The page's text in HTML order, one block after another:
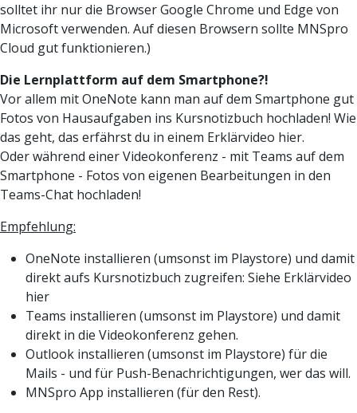
solltet ihr nur die Browser Google Chrome und Edge von
Microsoft verwenden. Auf diesen Browsern sollte MNSpro
Cloud gut funktionieren.)
Die Lernplattform auf dem Smartphone?!
Vor allem mit OneNote kann man auf dem Smartphone gut
Fotos von Hausaufgaben ins Kursnotizbuch hochladen! Wie
das geht, das erfährst du in einem Erklärvideo hier.
Oder während einer Videokonferenz - mit Teams auf dem
Smartphone - Fotos von eigenen Bearbeitungen in den
Teams-Chat hochladen!
Empfehlung:
OneNote installieren (umsonst im Playstore) und damit
direkt aufs Kursnotizbuch zugreifen: Siehe Erklärvideo
hier
Teams installieren (umsonst im Playstore) und damit
direkt in die Videokonferenz gehen.
Outlook installieren (umsonst im Playstore) für die
Mails - und für Push-Benachrichtigungen, wer das will.
MNSpro App installieren (für den Rest).